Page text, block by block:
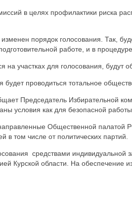
в целях профилактики риска
порядок голосования. Так,
работе, и в
участках для голосования, будут
проводиться тотальное
Председатель Избирательной
условия как для безопасной
Общественной
том числе от политических партий.
средствами
Курской области. На обеспечение